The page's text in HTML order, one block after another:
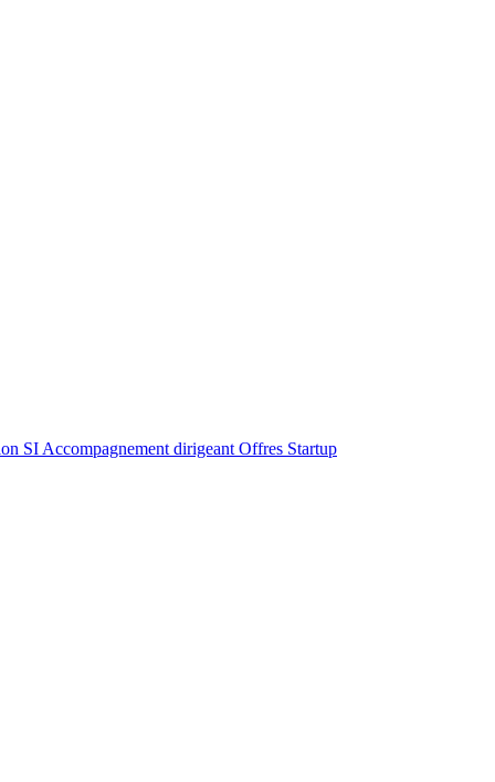
SI Accompagnement dirigeant Offres Startup